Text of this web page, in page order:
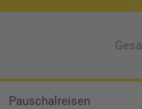
Pauschalreisen